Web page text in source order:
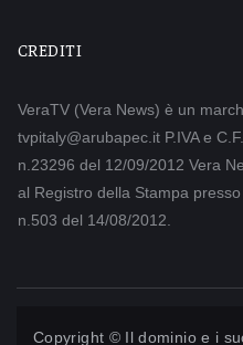
CREDITI
VeraTV (Vera News) è un
tvpitaly@arubapec.it P.IVA e
n.23296 del 12/09/2012 Vera
al Registro della Stampa
n.503 del 14/08/2012.
Copyright © Il dominio e i